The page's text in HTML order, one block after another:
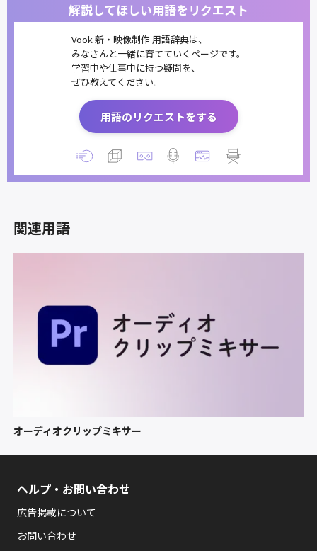
解説してほしい用語をリクエスト
Vook 新・映像制作 用語辞典は、
みなさんと一緒に育てていくページです。
学習中や仕事中に持つ疑問を、
ぜひ教えてください。
用語のリクエストをする
関連用語
オーディオクリップミキサー
ヘルプ・お問い合わせ
広告掲載について
お問い合わせ